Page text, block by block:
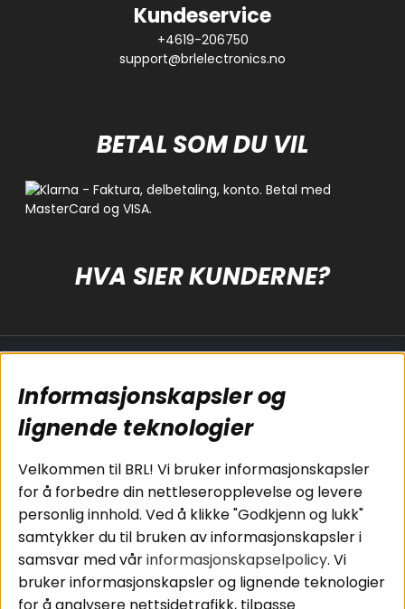
Kundeservice
+4619-206750
support@brlelectronics.no
BETAL SOM DU VIL
HVA SIER KUNDERNE?
Koblingsguide for
subwoofers
Tilkobling av
bilforsterker
Koblingsguide for
midbasser
Butikker
Våre ambassadører
- Team BRL
Cookies
Kjøpsvilkår
Personvernpolicy
Service / Garanti /
Retur
Informasjonskapsler og
lignende teknologier
Velkommen til BRL! Vi bruker informasjonskapsler
for å forbedre din nettleseropplevelse og levere
personlig innhold. Ved å klikke "Godkjenn og lukk"
samtykker du til bruken av informasjonskapsler i
samsvar med vårinformasjonskapselpolicy. Vi
bruker informasjonskapsler og lignende teknologier